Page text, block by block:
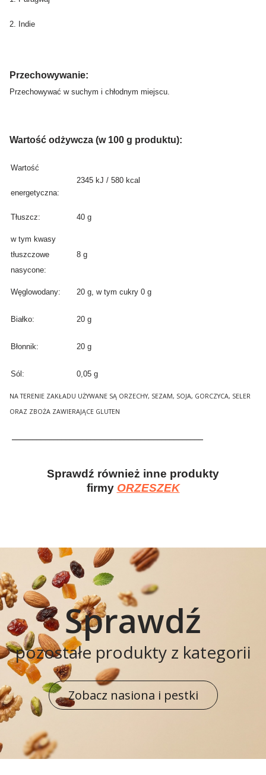
2. Indie
Przechowywanie:
Przechowywać w suchym i chłodnym miejscu.
Wartość odżywcza (w 100 g produktu):
Wartość
energetyczna:
2345 kJ / 580 kcal
Tłuszcz: 40 g
w tym kwasy
tłuszczowe
nasycone:
8 g
Węglowodany: 20 g, w tym cukry 0 g
Białko: 20 g
Błonnik: 20 g
Sól: 0,05 g
NA TERENIE ZAKŁADU UŻYWANE SĄ ORZECHY, SEZAM, SOJA, GORCZYCA, SELER
ORAZ ZBOŻA ZAWIERAJĄCE GLUTEN
Sprawdź również inne produkty
firmy ORZESZEK
Sprawdź
pozostałe produkty z kategorii
Zobacz nasiona i pestki